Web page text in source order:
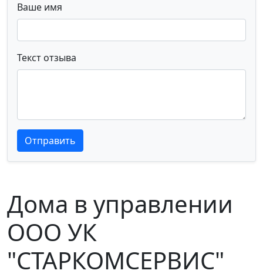
Ваше имя
Текст отзыва
Текст отзыва
Текст отзыва
Отправить
Дома в управлении
OOO УК
"СТАРКОМСЕРВИС"